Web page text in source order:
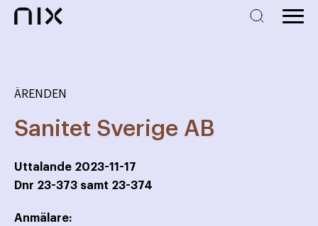
ÄRENDEN
Sanitet Sverige AB
Uttalande 2023-11-17
Dnr 23-373 samt 23-374
Anmälare: